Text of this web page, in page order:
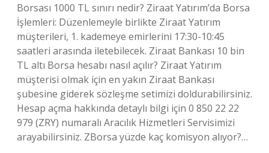
Borsası 1000 TL sınırı nedir? Ziraat Yatırım’da Borsa
İşlemleri: Düzenlemeyle birlikte Ziraat Yatırım
müşterileri, 1. kademeye emirlerini 17:30-10:45
saatleri arasında iletebilecek. Ziraat Bankası 10 bin
TL altı Borsa hesabı nasıl açılır? Ziraat Yatırım
müşterisi olmak için en yakın Ziraat Bankası
şubesine giderek sözleşme setimizi doldurabilirsiniz.
Hesap açma hakkında detaylı bilgi için 0 850 22 22
979 (ZRY) numaralı Aracılık Hizmetleri Servisimizi
arayabilirsiniz. ZBorsa yüzde kaç komisyon alıyor?…